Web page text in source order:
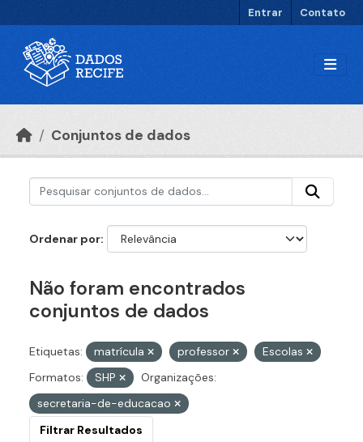
Entrar Contato
Conjuntos de dados
Ordenar por
Não foram encontrados
conjuntos de dados
Etiquetas: matrícula professor
Escolas
Formatos:
SHP
Organizações:
secretaria-de-educacao
Filtrar Resultados